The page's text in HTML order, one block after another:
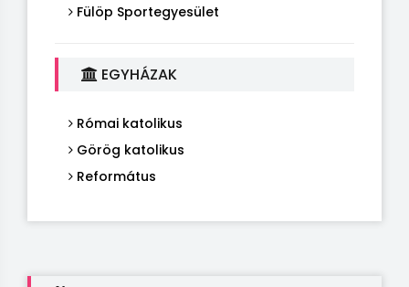
Fülöp Sportegyesület
EGYHÁZAK
Római katolikus
Görög katolikus
Református